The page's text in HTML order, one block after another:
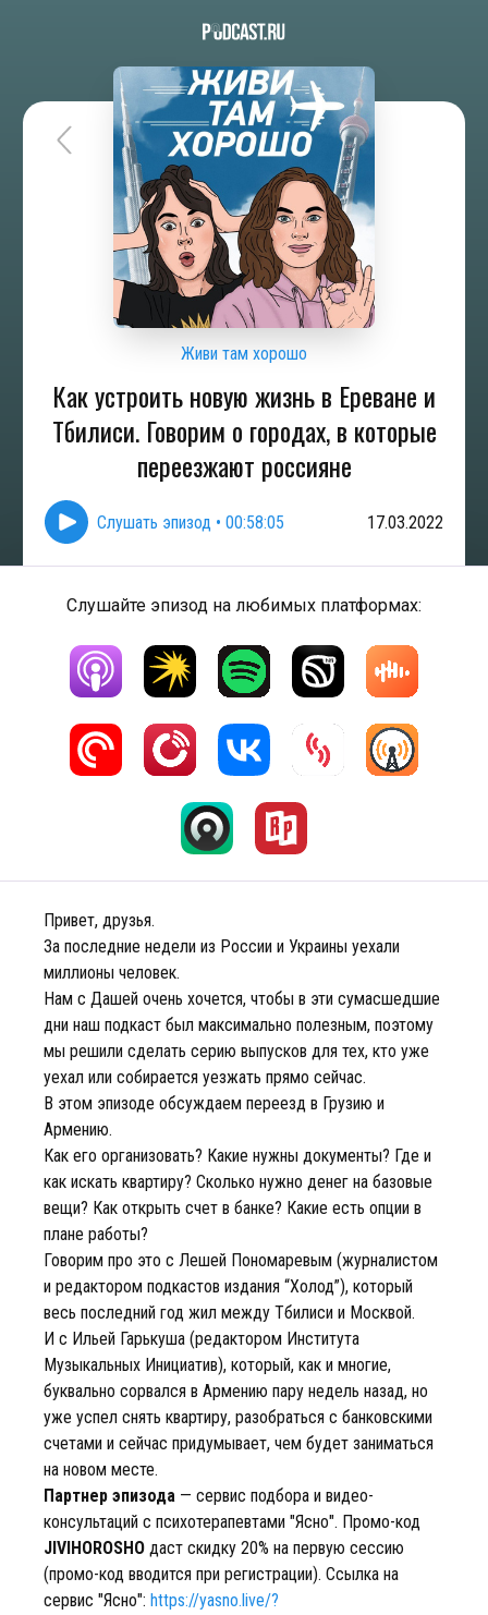
Живи там хорошо
Как устроить новую жизнь в Ереване и
Тбилиси. Говорим о городах, в которые
переезжают россияне
Слушать эпизод • 00:58:05 17.03.2022
Слушайте эпизод на любимых платформах:
Привет, друзья.
За последние недели из России и Украины уехали
миллионы человек.
Нам с Дашей очень хочется, чтобы в эти сумасшедшие
дни наш подкаст был максимально полезным, поэтому
мы решили сделать серию выпусков для тех, кто уже
уехал или собирается уезжать прямо сейчас.
В этом эпизоде обсуждаем переезд в Грузию и
Армению.
Как его организовать? Какие нужны документы? Где и
как искать квартиру? Сколько нужно денег на базовые
вещи? Как открыть счет в банке? Какие есть опции в
плане работы?
Говорим про это с Лешей Пономаревым (журналистом
и редактором подкастов издания “Холод”), который
весь последний год жил между Тбилиси и Москвой.
И с Ильей Гарькуша (редактором Института
Музыкальных Инициатив), который, как и многие,
буквально сорвался в Армению пару недель назад, но
уже успел снять квартиру, разобраться с банковскими
счетами и сейчас придумывает, чем будет заниматься
на новом месте.
Партнер эпизода — сервис подбора и видео-
консультаций с психотерапевтами "Ясно". Промо-код
JIVIHOROSHO даст скидку 20% на первую сессию
(промо-код вводится при регистрации). Ссылка на
сервис "Ясно": https://yasno.live/?